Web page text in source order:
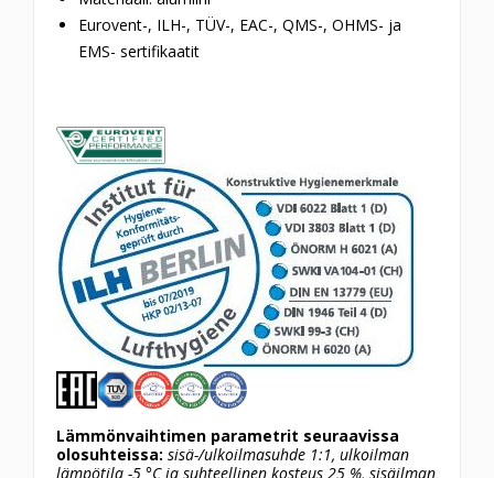
Eurovent-, ILH-, TÜV-, EAC-, QMS-, OHMS- ja
EMS- sertifikaatit
Lämmönvaihtimen parametrit seuraavissa
olosuhteissa: sisä-/ulkoilmasuhde 1:1, ulkoilman
lämpötila -5 °C ja suhteellinen kosteus 25 %, sisäilman